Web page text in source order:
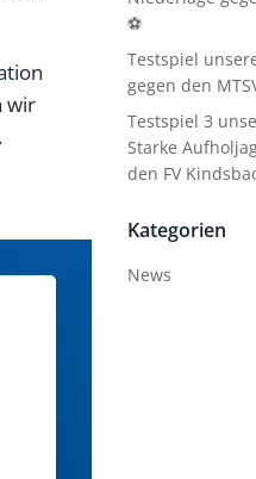
wir
⚽
Testspiel
gegen den
Testspiel 3
Starke
den FV
Kategorien
News